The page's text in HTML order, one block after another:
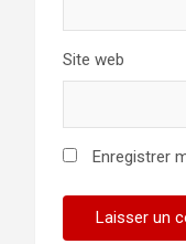
Site web
Enregistrer